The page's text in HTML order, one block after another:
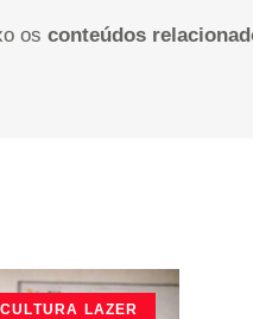
os conteúdos
LAZER